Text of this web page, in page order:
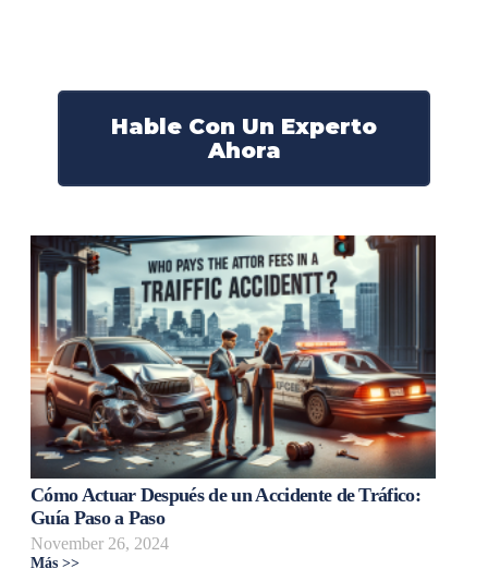
Hable Con Un Experto
Ahora
Cómo Actuar Después de un Accidente de Tráfico:
Guía Paso a Paso
November 26, 2024
Más >>